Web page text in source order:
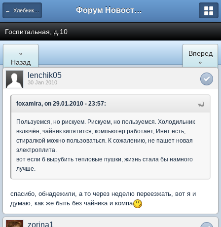
← Хлебниково Форум Новостройки
Госпитальная, д.10
«
Назад
Вперед
»
lenchik05
30 Jan 2010
foxamira, on 29.01.2010 - 23:57:
Пользуемся, но рискуем. Рискуем, но пользуемся. Холодильник
включён, чайник кипятится, компьютер работает, Инет есть,
стиралкой можно пользоваться. К сожалению, не пашет новая
электроплита.
вот если б вырубить тепловые пушки, жизнь стала бы намного
лучше.
спасибо, обнадежили, а то через неделю переезжать, вот я и
думаю, как же быть без чайника и компа
zorina1